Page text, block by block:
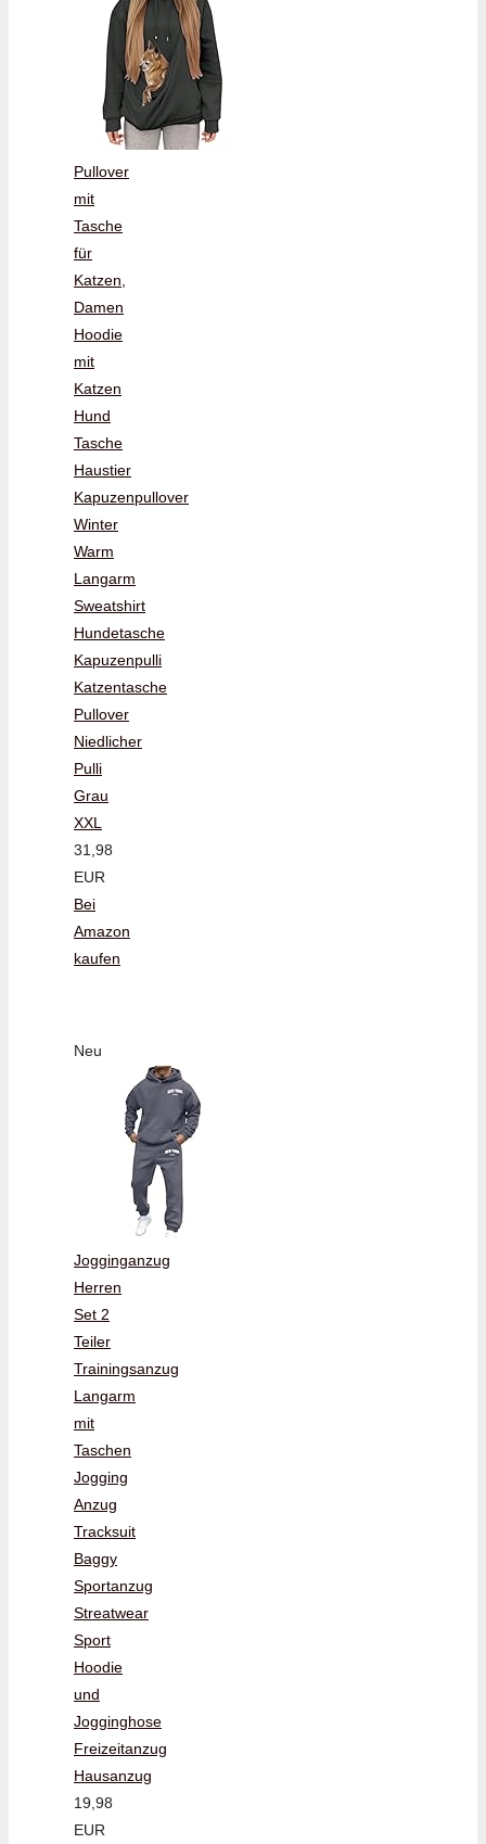
Pullover
mit
Tasche
für
Katzen,
Damen
Hoodie
mit
Katzen
Hund
Tasche
Haustier
Kapuzenpullover
Winter
Warm
Langarm
Sweatshirt
Hundetasche
Kapuzenpulli
Katzentasche
Pullover
Niedlicher
Pulli
Grau
XXL
31,98
EUR
Bei
Amazon
kaufen
Neu
Jogginganzug
Herren
Set 2
Teiler
Trainingsanzug
Langarm
mit
Taschen
Jogging
Anzug
Tracksuit
Baggy
Sportanzug
Streatwear
Sport
Hoodie
und
Jogginghose
Freizeitanzug
Hausanzug
19,98
EUR